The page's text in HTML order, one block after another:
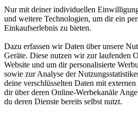
Nur mit deiner individuellen
und weitere Technologien, um dir ein
Einkaufserlebnis zu bieten.
Dazu erfassen wir Daten über unsere
Geräte. Diese nutzen wir zur laufenden
Website und um dir personalisierte
sowie zur Analyse der
deine verschlüsselten Daten mit
dir über deren Online-Werbekanäle
du deren Dienste bereits selbst nutzt.